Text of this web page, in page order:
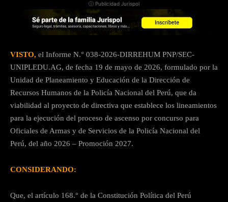
ⓘ Publicidad Jurispol
VISTO, el Informe N.° 038-2026-DIRREHUM PNP/SEC-
UNIPLEDU.AG, de fecha 19 de mayo de 2026, formulado por la
Unidad de Planeamiento y Educación de la Dirección de
Recursos Humanos de la Policía Nacional del Perú, que da
viabilidad al proyecto de directiva que establece los lineamientos
para la ejecución del proceso de ascenso por concurso para
Oficiales de Armas y de Servicios de la Policía Nacional del
Perú, del año 2026 – Promoción 2027.
CONSIDERANDO:
Que, el artículo 168.° de la Constitución Política del Perú